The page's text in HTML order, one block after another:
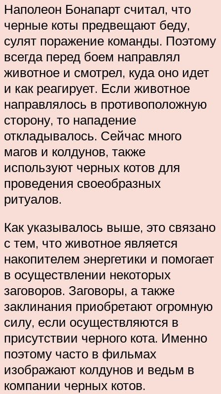
Наполеон Бонапарт считал, что
черные коты предвещают беду,
сулят поражение команды. Поэтому
всегда перед боем направлял
животное и смотрел, куда оно идет
и как реагирует. Если животное
направлялось в противоположную
сторону, то нападение
откладывалось. Сейчас много
магов и колдунов, также
используют черных котов для
проведения своеобразных
ритуалов.
Как указывалось выше, это связано
с тем, что животное является
накопителем энергетики и помогает
в осуществлении некоторых
заговоров. Заговоры, а также
заклинания приобретают огромную
силу, если осуществляются в
присутствии черного кота. Именно
поэтому часто в фильмах
изображают колдунов и ведьм в
компании черных котов.